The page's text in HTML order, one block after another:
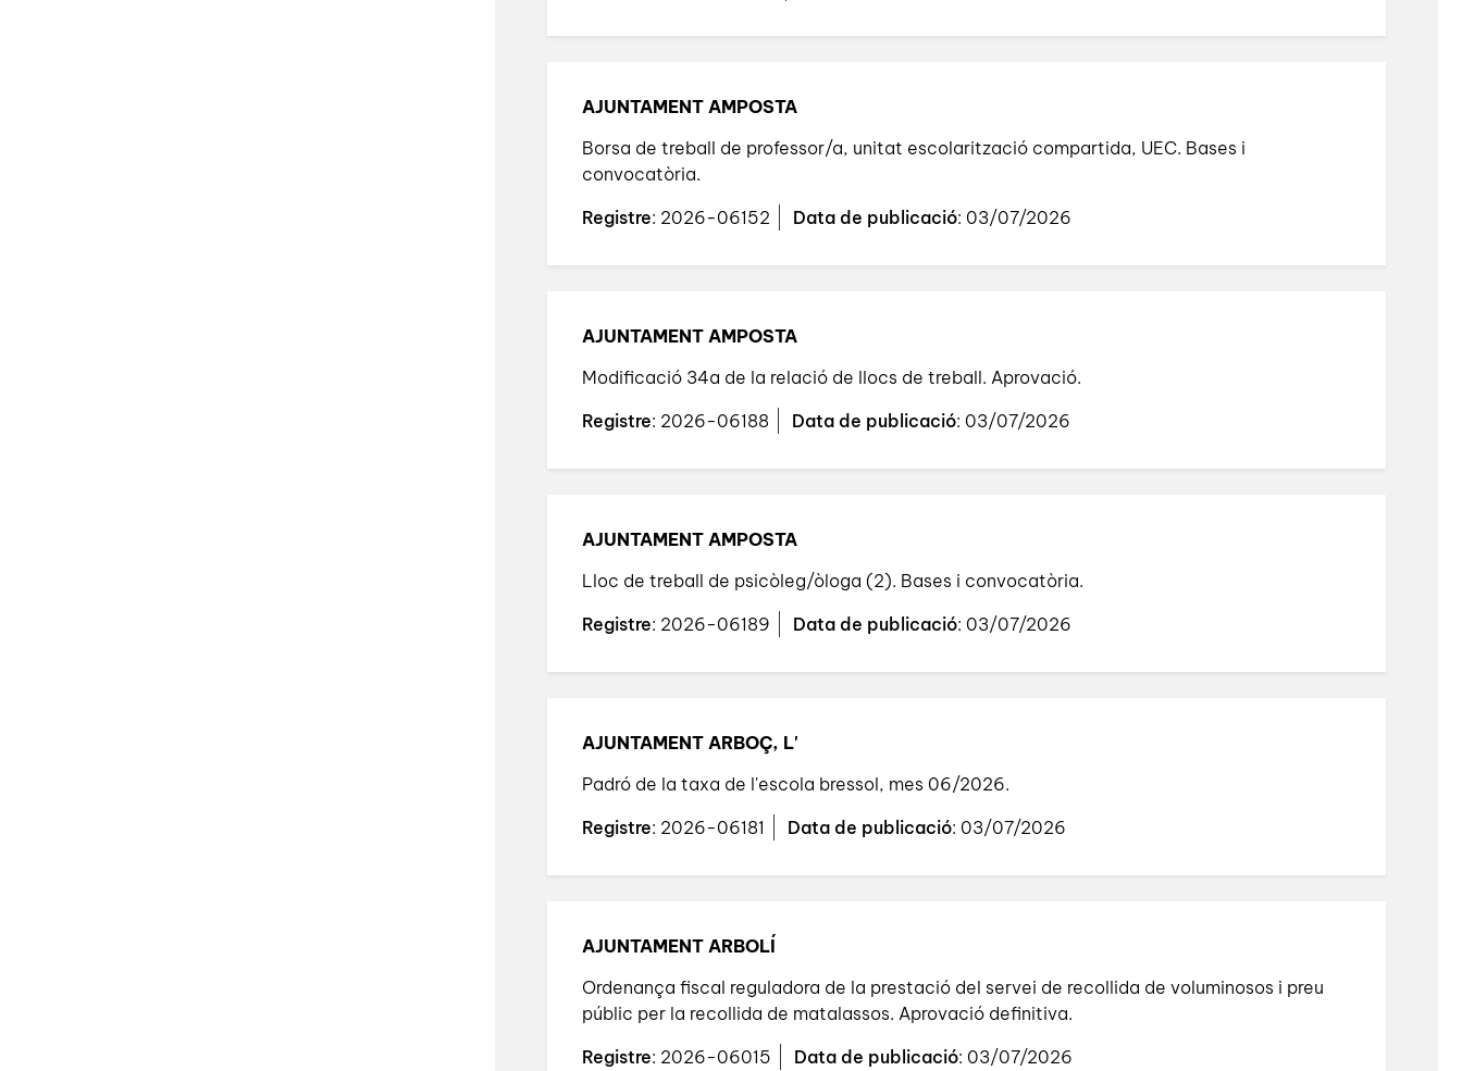
AJUNTAMENT AMPOSTA
Borsa de treball de professor/a, unitat escolarització compartida, UEC. Bases i
convocatòria.
Registre: 2026-06152 Data de publicació: 03/07/2026
AJUNTAMENT AMPOSTA
Modificació 34a de la relació de llocs de treball. Aprovació.
Registre: 2026-06188 Data de publicació: 03/07/2026
AJUNTAMENT AMPOSTA
Lloc de treball de psicòleg/òloga (2). Bases i convocatòria.
Registre: 2026-06189 Data de publicació: 03/07/2026
AJUNTAMENT ARBOÇ, L'
Padró de la taxa de l'escola bressol, mes 06/2026.
Registre: 2026-06181 Data de publicació: 03/07/2026
AJUNTAMENT ARBOLÍ
Ordenança fiscal reguladora de la prestació del servei de recollida de voluminosos i preu
públic per la recollida de matalassos. Aprovació definitiva.
Registre: 2026-06015 Data de publicació: 03/07/2026